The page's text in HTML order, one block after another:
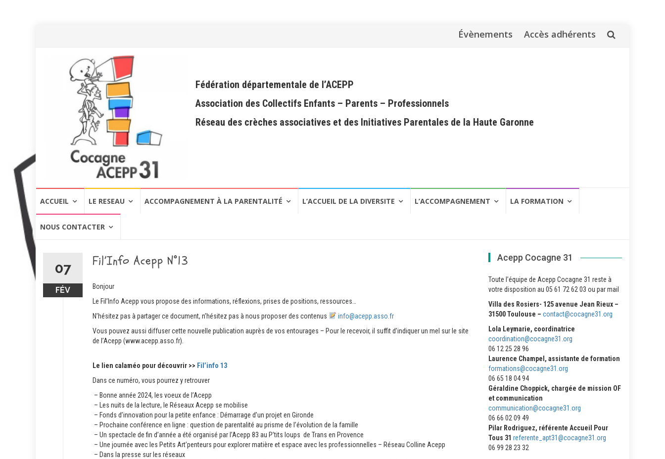
Aller
Évènements Accès adhérents
Fédération départementale de l’ACEPP
Association des Collectifs Enfants – Parents – Professionnels
Réseau des crèches associatives et des Initiatives Parentales de la Haute Garonne
au
contenu
ACCUEIL LE RESEAU ACCOMPAGNEMENT À LA PARENTALITÉ L’ACCUEIL DE LA DIVERSITE L’ACCOMPAGNEMENT LA FORMATION
NOUS CONTACTER
07
FÉV
Fil’Info Acepp N°13
Bonjour
Le Fil’Info Acepp vous propose des informations, réflexions, prises de positions, ressources…
N’hésitez pas à partager ce document, n’hésitez pas à nous proposer des contenus
info@acepp.asso.fr
Vous pouvez aussi diffuser cette nouvelle publication auprès de vos entourages – Pour le recevoir, il suffit d’indiquer un mel sur le site
de l’Acepp (www.acepp.asso.fr).
Le lien calaméo pour découvrir >> Fil’info 13
Dans ce numéro, vous pourrez y retrouver
– Bonne année 2024, les voeux de l’Acepp
– Les nuits de la lecture, le Réseaux Acepp se mobilise
– Fonds d’innovation pour la petite enfance : Démarrage d’un projet en Gironde
– Prochaine conférence en ligne : question de parentalité au prisme de l’évolution de la famille
– Un spectacle de fin d’année a été organisé par l’Acepp 83 au P’tits loups de Trans en Provence
– Une journée avec les Petits Art’penteurs pour explorer matière et espace avec les professionnelles – Réseau Colline Acepp
– Dans la presse sur les réseaux
Acepp Cocagne 31
Toute l’équipe de Acepp Cocagne 31 reste à
votre disposition au 05 61 72 62 03 ou par mail
Villa des Rosiers- 125 avenue Jean Rieux –
31500 Toulouse – contact@cocagne31.org
Lola Leymarie, coordinatrice
coordination@cocagne31.org
06 12 25 28 96
Laurence Champel, assistante de formation
formations@cocagne31.org
06 65 18 04 94
Géraldine Choppick, chargée de mission OF
et communication
communication@cocagne31.org
06 66 02 09 49
Pilar Rodriguez, référente Accueil Pour
Tous 31 referente_apt31@cocagne31.org
06 99 28 23 32